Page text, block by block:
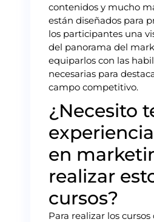
contenidos y mucho
están diseñados para
los participantes una
del panorama del
equiparlos con las
necesarias para
campo competitivo.
¿Necesito
en
realizar
cursos?
Para realizar los